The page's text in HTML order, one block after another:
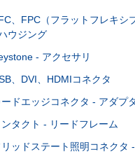
、FPC（フラットフレキシ
ウジング
- アクセサリ
、DVI、HDMIコネクタ
ードエッジコネクタ - アダプ
ンタクト - リードフレーム
リッドステート照明コネクタ